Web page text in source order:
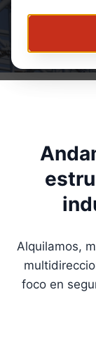
Alquilamos,
foco en